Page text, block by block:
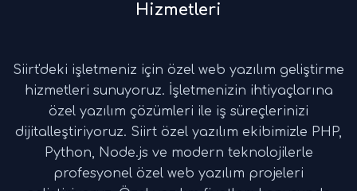
Hizmetleri
Siirt'deki işletmeniz için özel web yazılım geliştirme
hizmetleri sunuyoruz. İşletmenizin ihtiyaçlarına
özel yazılım çözümleri ile iş süreçlerinizi
dijitalleştiriyoruz. Siirt özel yazılım ekibimizle PHP,
Python, Node.js ve modern teknolojilerle
profesyonel özel web yazılım projeleri